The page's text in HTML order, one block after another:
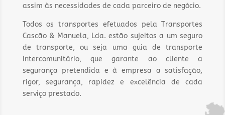
assim às necessidades de cada parceiro de negócio.
Todos os transportes efetuados pela Transportes
Cascão & Manuela, Lda. estão sujeitos a um seguro
de transporte, ou seja uma guia de transporte
intercomunitário, que garante ao cliente a
segurança pretendida e à empresa a satisfação,
rigor, segurança, rapidez e excelência de cada
serviço prestado.